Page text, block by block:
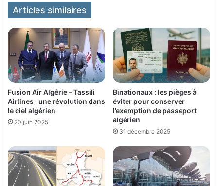
Articles similaires
Fusion Air Algérie – Tassili
Airlines : une révolution dans
le ciel algérien
20 juin 2025
Binationaux : les pièges à
éviter pour conserver
l’exemption de passeport
algérien
31 décembre 2025